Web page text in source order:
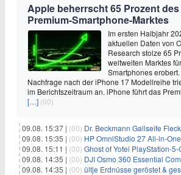
Apple beherrscht 65 Prozent
Premium-Smartphone-Marktes
Im ersten Halbjahr
aktuellen Daten von
Research stolze 65
weltweiten Marktes
Smartphones
Nachfrage nach der iPhone 17 Modellreihe
im Berichtszeitraum an. iPhone führt das
[…] (00)
09.08. 15:37 | (00) Dr. Beckmann Gallseife Flecken-Bürste
09.08. 15:35 | (00) HP OmniStudio 27 All-in-One-PC mit
09.08. 15:11 | (00) Ghost of Yotei PlayStation-5-Open-
09.08. 14:35 | (00) DJI Osmo 360 Essential Combo
09.08. 14:35 | (00) ültje Erdnüsse geröstet & gesalzen